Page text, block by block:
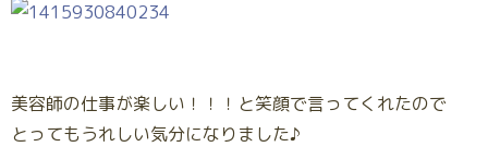
美容師の仕事が楽しい！！！と笑顔で言ってくれたので
とってもうれしい気分になりました♪